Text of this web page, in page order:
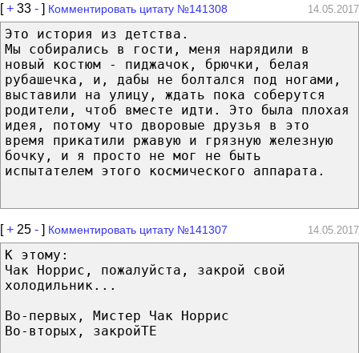
[+ 33 - ] Комментировать цитату №141308 14.05.2017
Это история из детства.
Мы собирались в гости, меня нарядили в
новый костюм - пиджачок, брючки, белая
рубашечка, и, дабы не болтался под ногами,
выставили на улицу, ждать пока соберутся
родители, чтоб вместе идти. Это была плохая
идея, потому что дворовые друзья в это
время прикатили ржавую и грязную железную
бочку, и я просто не мог не быть
испытателем этого космического аппарата.
[+ 25 - ] Комментировать цитату №141307 14.05.2017
К этому:
Чак Норрис, пожалуйста, закрой свой
холодильник...
Во-первых, Мистер Чак Норрис
Во-вторых, закройТЕ